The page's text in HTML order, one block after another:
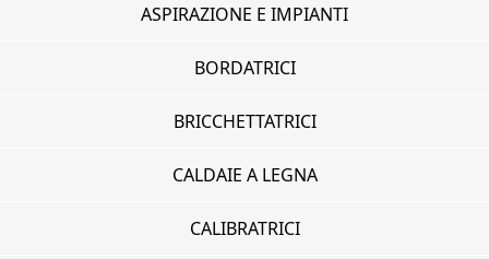
ASPIRAZIONE E IMPIANTI
BORDATRICI
BRICCHETTATRICI
CALDAIE A LEGNA
CALIBRATRICI